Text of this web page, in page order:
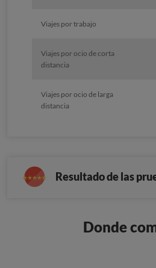
Viajes por trabajo
Viajes por ocio de corta
distancia
Viajes por ocio de larga
distancia
Resultado de las
Donde